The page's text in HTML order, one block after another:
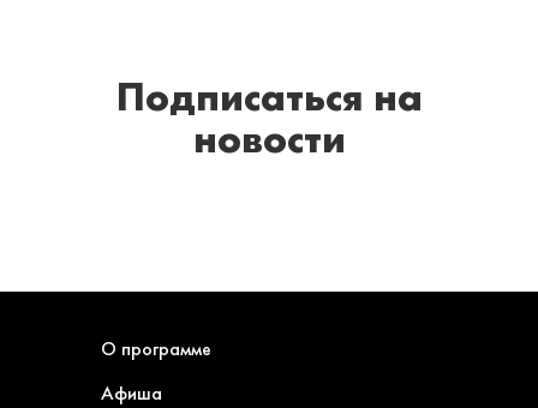
Подписаться на
новости
О программе
Афиша